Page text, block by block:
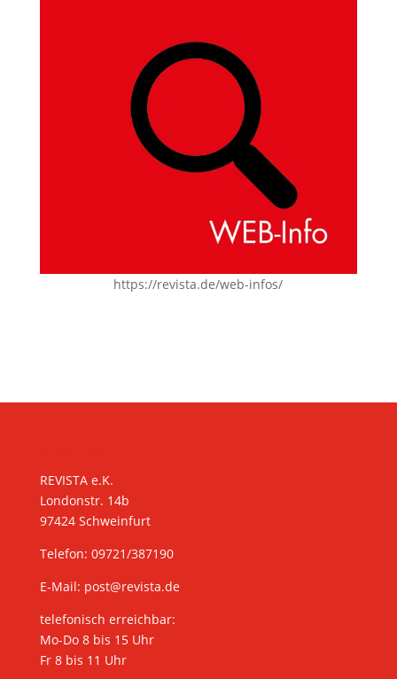
https://revista.de/web-infos/
REVISTA e.K.
Londonstr. 14b
97424 Schweinfurt
Telefon: 09721/387190
E-Mail: post@revista.de
telefonisch erreichbar:
Mo-Do 8 bis 15 Uhr
Fr 8 bis 11 Uhr